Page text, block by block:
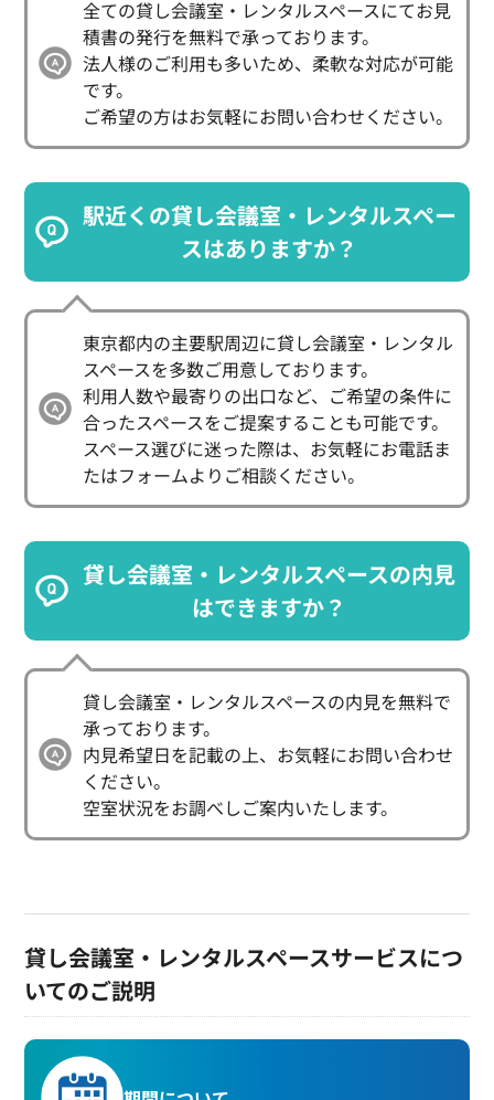
全ての貸し会議室・レンタルスペースにてお見
積書の発行を無料で承っております。
法人様のご利用も多いため、柔軟な対応が可能
です。
ご希望の方はお気軽にお問い合わせください。
駅近くの貸し会議室・レンタルスペー
スはありますか？
東京都内の主要駅周辺に貸し会議室・レンタル
スペースを多数ご用意しております。
利用人数や最寄りの出口など、ご希望の条件に
合ったスペースをご提案することも可能です。
スペース選びに迷った際は、お気軽にお電話ま
たはフォームよりご相談ください。
貸し会議室・レンタルスペースの内見
はできますか？
貸し会議室・レンタルスペースの内見を無料で
承っております。
内見希望日を記載の上、お気軽にお問い合わせ
ください。
空室状況をお調べしご案内いたします。
貸し会議室・レンタルスペースサービスにつ
いてのご説明